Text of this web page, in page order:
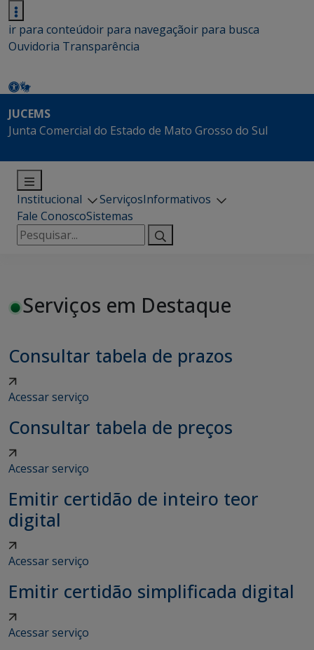
ir para conteúdoir para navegaçãoir para busca
Ouvidoria Transparência
JUCEMS
Junta Comercial do Estado de Mato Grosso do Sul
Institucional ServiçosInformativos
Fale ConoscoSistemas
Pesquisar
por:
Serviços em Destaque
Consultar tabela de prazos
Acessar serviço
Consultar tabela de preços
Acessar serviço
Emitir certidão de inteiro teor
digital
Acessar serviço
Emitir certidão simplificada digital
Acessar serviço